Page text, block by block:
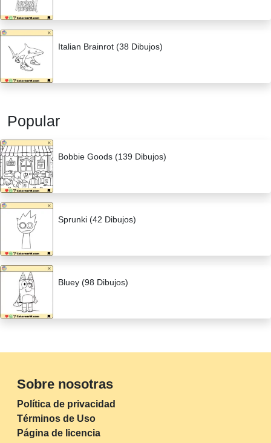
Italian Brainrot (38 Dibujos)
Popular
Bobbie Goods (139 Dibujos)
Sprunki (42 Dibujos)
Bluey (98 Dibujos)
Sobre nosotras
Política de privacidad
Términos de Uso
Página de licencia